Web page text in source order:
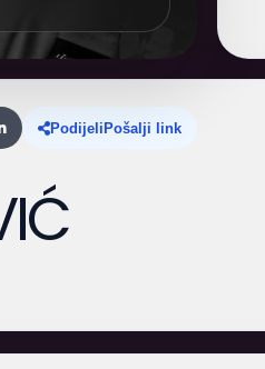
PodijeliPošalji link